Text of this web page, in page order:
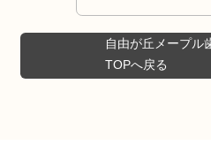
自由が丘メープル
TOPへ戻る